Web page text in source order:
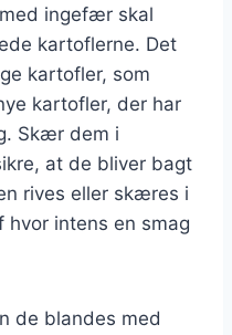
ingefær skal
kartoflerne. Det
kartofler, som
kartofler, der har
Skær dem i
at de bliver bagt
rives eller skæres i
intens en smag
de blandes med